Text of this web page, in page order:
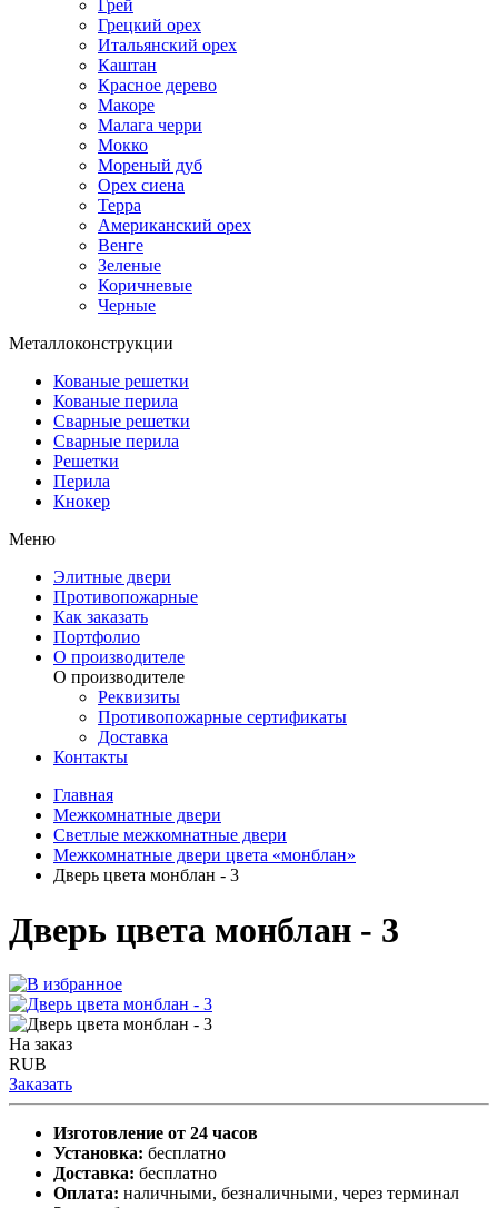
Грей
Грецкий орех
Итальянский орех
Каштан
Красное дерево
Макоре
Малага черри
Мокко
Мореный дуб
Орех сиена
Терра
Американский орех
Венге
Зеленые
Коричневые
Черные
Металлоконструкции
Кованые решетки
Кованые перила
Сварные решетки
Сварные перила
Решетки
Перила
Кнокер
Меню
Элитные двери
Противопожарные
Как заказать
Портфолио
О производителе
О производителе
Реквизиты
Противопожарные сертификаты
Доставка
Контакты
Главная
Межкомнатные двери
Светлые межкомнатные двери
Межкомнатные двери цвета «монблан»
Дверь цвета монблан - 3
Дверь цвета монблан - 3
На заказ
RUB
Заказать
Изготовление от 24 часов
Установка: бесплатно
Доставка: бесплатно
Оплата: наличными, безналичными, через терминал